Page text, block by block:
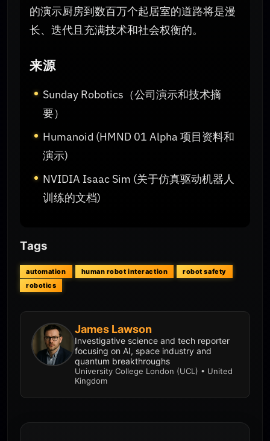
的演示厨房到数百万个起居室的道路将是漫
长、迭代且充满技术和社会权衡的。
来源
Sunday Robotics（公司演示和技术摘
要）
Humanoid (HMND 01 Alpha 项目资料和
演示)
NVIDIA Isaac Sim (关于仿真驱动机器人
训练的文档)
Tags
automation human robot interaction
robot safety
robotics
James Lawson
Investigative science and tech reporter
focusing on AI, space industry and
quantum breakthroughs
University College London (UCL) • United
Kingdom